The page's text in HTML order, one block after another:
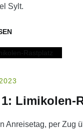
Sylt.
Limikolen-
Anreisetag, per Zug